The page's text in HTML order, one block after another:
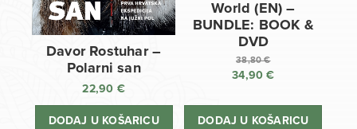
Davor Rostuhar –
Polarni san
22,90 €
DODAJ U KOŠARICU
World (EN) –
BUNDLE: BOOK &
DVD
38,80€
Izvorna
bila
34,90€
cijena
DODAJ U KOŠARICU